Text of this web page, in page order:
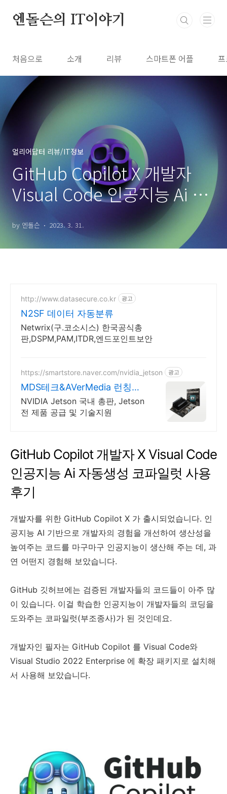
엔돌슨의 IT이야기
처음으로 소개 리뷰 스마트폰 어플
얼리어답터 리뷰/IT정보
GitHub Copilot X 개발자
Visual Code 인공지능 Ai 자
동생성 코파일럿 사용 후기
by 엔돌슨 2023. 3. 31.
http://www.datasecure.co.kr 광고
N2SF 데이터 자동분류
Netwrix(구.코소시스) 한국공식총
판,DSPM,PAM,ITDR,엔드포인트보안
https://smartstore.naver.com/nvidia_jetson 광고
MDS테크&AVerMedia 런칭기
념할인이벤트
NVIDIA Jetson 국내 총판, Jetson
전 제품 공급 및 기술지원
GitHub Copilot 개발자 X Visual Code
인공지능 Ai 자동생성 코파일럿 사용
후기
개발자를 위한 GitHub Copilot X 가 출시되었습니다. 인
공지능 AI 기반으로 개발자의 경험을 개선하여 생산성을
높여주는 코드를 마구마구 인공지능이 생산해 주는 데, 과
연 어떤지 경험해 보았습니다.
GitHub 깃허브에는 검증된 개발자들의 코드들이 아주 많
이 있습니다. 이걸 학습한 인공지능이 개발자들의 코딩을
도와주는 코파일럿(부조종사)가 된 것인데요.
개발자인 필자는 GitHub Copilot 를 Visual Code와
Visual Studio 2022 Enterprise 에 확장 패키지로 설치해
서 사용해 보았습니다.